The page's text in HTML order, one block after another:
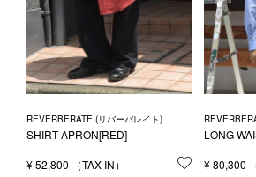
REVERBERATE (リバーバレイト)
SHIRT APRON[RED]
¥52,800 お気に入り
LONG
¥80,300